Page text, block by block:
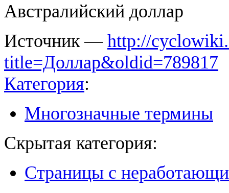
Австралийский доллар
Источник — http://
title=Доллар&oldid=789817
Категория:
Многозначные термины
Скрытая категория:
Страницы с